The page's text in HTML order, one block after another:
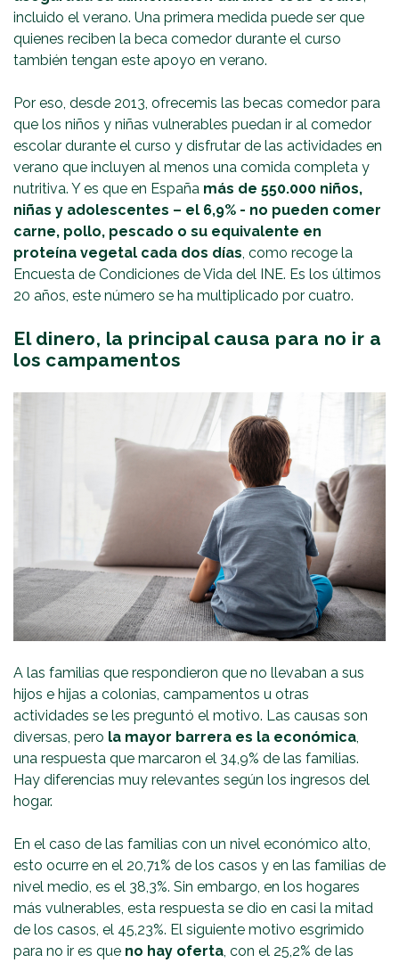
incluido el verano. Una primera medida puede ser que
quienes reciben la beca comedor durante el curso
también tengan este apoyo en verano.
Por eso, desde 2013, ofrecemis las becas comedor para
que los niños y niñas vulnerables puedan ir al comedor
escolar durante el curso y disfrutar de las actividades en
verano que incluyen al menos una comida completa y
nutritiva. Y es que en España más de 550.000 niños,
niñas y adolescentes – el 6,9% - no pueden comer
carne, pollo, pescado o su equivalente en
proteína vegetal cada dos días, como recoge la
Encuesta de Condiciones de Vida del INE. Es los últimos
20 años, este número se ha multiplicado por cuatro.
El dinero, la principal causa para no ir a
los campamentos
A las familias que respondieron que no llevaban a sus
hijos e hijas a colonias, campamentos u otras
actividades se les preguntó el motivo. Las causas son
diversas, pero la mayor barrera es la económica,
una respuesta que marcaron el 34,9% de las familias.
Hay diferencias muy relevantes según los ingresos del
hogar.
En el caso de las familias con un nivel económico alto,
esto ocurre en el 20,71% de los casos y en las familias de
nivel medio, es el 38,3%. Sin embargo, en los hogares
más vulnerables, esta respuesta se dio en casi la mitad
de los casos, el 45,23%. El siguiente motivo esgrimido
para no ir es que no hay oferta, con el 25,2% de las